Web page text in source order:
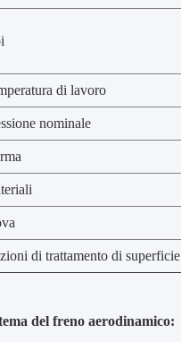
di lavoro
nominale
di trattamento di superficie
del freno aerodinamico: